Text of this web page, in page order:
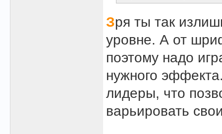
Зря ты так
уровне. А от
поэтому надо
нужного
лидеры, что
варьировать